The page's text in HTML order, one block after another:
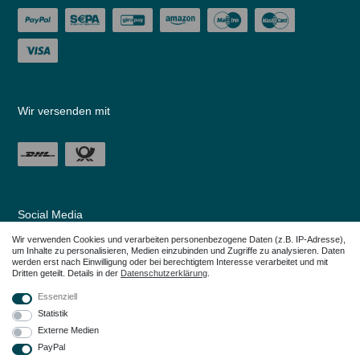
Wir versenden mit
Social Media
Wir verwenden Cookies und verarbeiten personenbezogene Daten (z.B. IP-Adresse),
um Inhalte zu personalisieren, Medien einzubinden und Zugriffe zu analysieren. Daten
werden erst nach Einwilligung oder bei berechtigtem Interesse verarbeitet und mit
Dritten geteilt. Details in der Daten­schutz­erklärung
Essenziell
Statistik
Externe Medien
PayPal